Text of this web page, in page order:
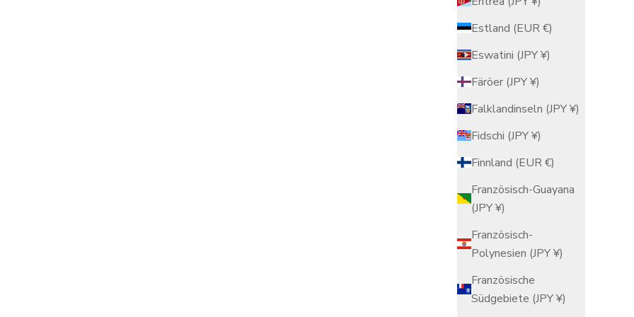
Estland (EUR €)
Eswatini (JPY ¥)
Färöer (JPY ¥)
Falklandinseln (JPY ¥)
Fidschi (JPY ¥)
Finnland (EUR €)
Französisch-Guayana
(JPY ¥)
Französisch-
Polynesien (JPY ¥)
Französische
Südgebiete (JPY ¥)
Hagama Donabe Reiskocher, 3
Reisschaufel und Topfuntersetzer
Angebot
$370.00 USD